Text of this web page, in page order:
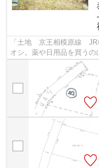
「土地 京王相模原線
オシ。薬や日用品を買う
から249mのところには相